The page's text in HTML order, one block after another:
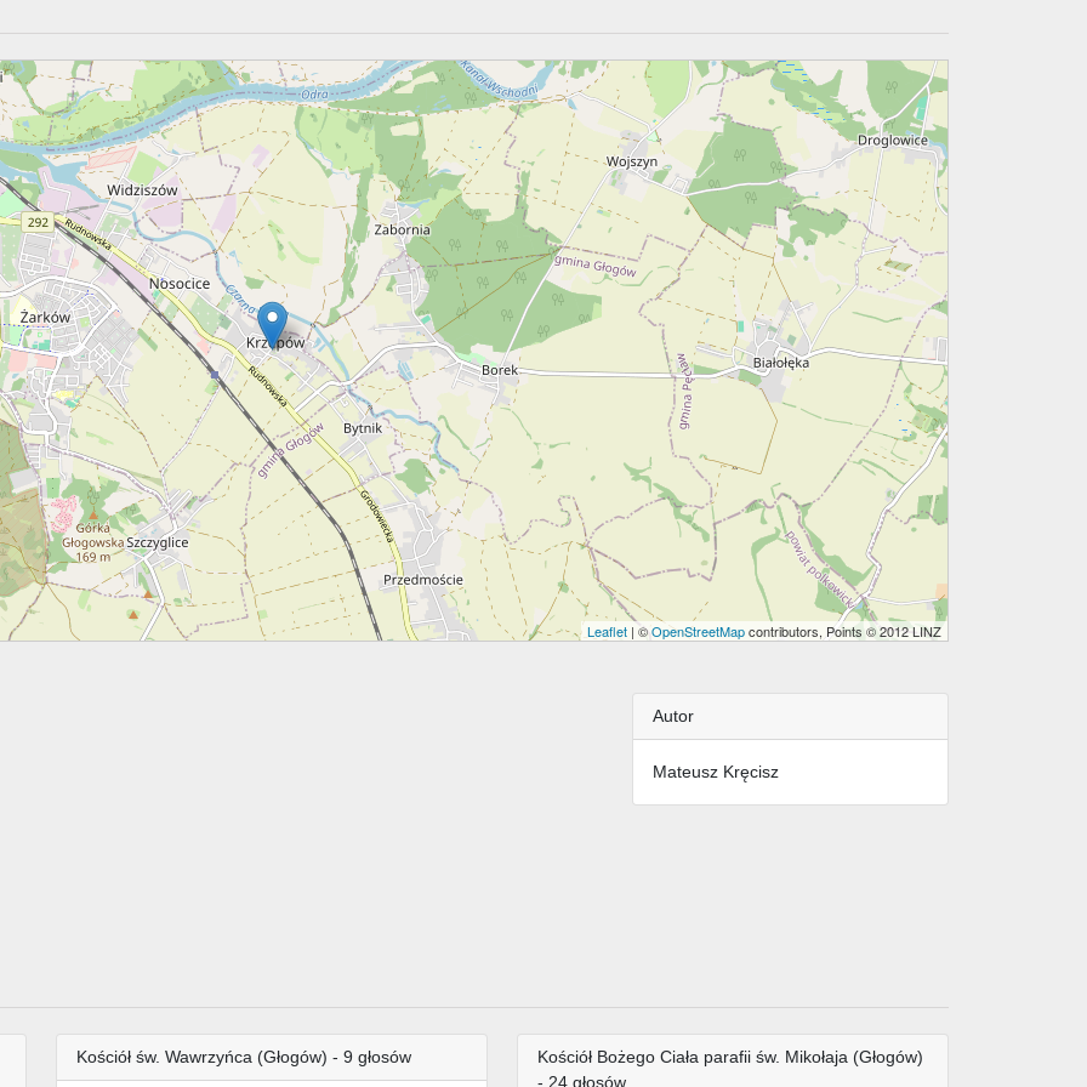
Leaflet | ©OpenStreetMapcontributors, Points © 2012 LINZ
Autor
Mateusz Kręcisz
Kościół św. Wawrzyńca (Głogów) - 9 głosów
Kościół Bożego Ciała parafii św. Mikołaja (Głogów)
- 24 głosów